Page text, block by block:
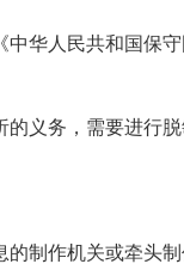
华人民共和国保
义务，需要进行
制作机关或牵头